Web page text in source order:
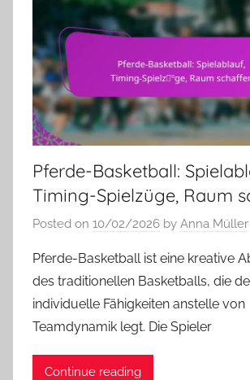
Pferde-Basketball:
Timing-Spielzüge, Raum
Posted on 10/02/2026 by Anna Müller
Pferde-Basketball ist eine kreative
des traditionellen Basketballs, die
individuelle Fähigkeiten anstelle von
Teamdynamik legt. Die Spieler
Continue reading